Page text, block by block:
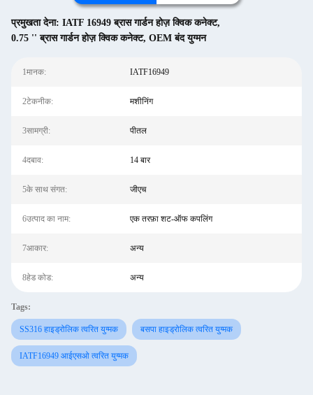
प्रमुखता देना: IATF 16949 ब्रास गार्डन होज़ क्विक कनेक्ट,
0.75 '' ब्रास गार्डन होज़ क्विक कनेक्ट, OEM बंद युग्मन
1मानक: IATF16949
2टेकनीक: मशीनिंग
3सामग्री: पीतल
4दबाव: 14 बार
5के साथ संगत: जीएच
6उत्पाद का नाम: एक तरफ़ा शट-ऑफ कपलिंग
7आकार: अन्य
8हेड कोड: अन्य
Tags:
SS316 हाइड्रोलिक त्वरित युग्मक बसपा हाइड्रोलिक त्वरित युग्मक
IATF16949 आईएसओ त्वरित युग्मक